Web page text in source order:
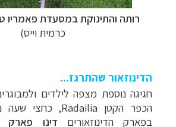
רותה והתינוקת במסעדת פאמריו
כרמית וייס)
הדינוזאור שהתרגז...
חגיגה נוספת מצפה לילדים
הכפר הקטן Radailia, כחצי שעה
בפארק הדינוזאורים דינו פארק